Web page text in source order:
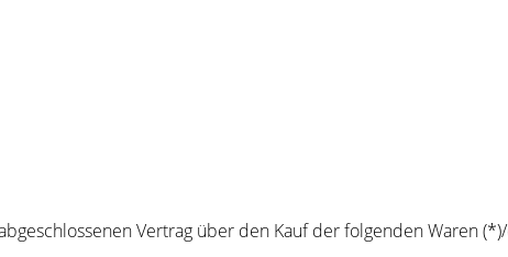
Vertrag über den Kauf der folgenden Waren